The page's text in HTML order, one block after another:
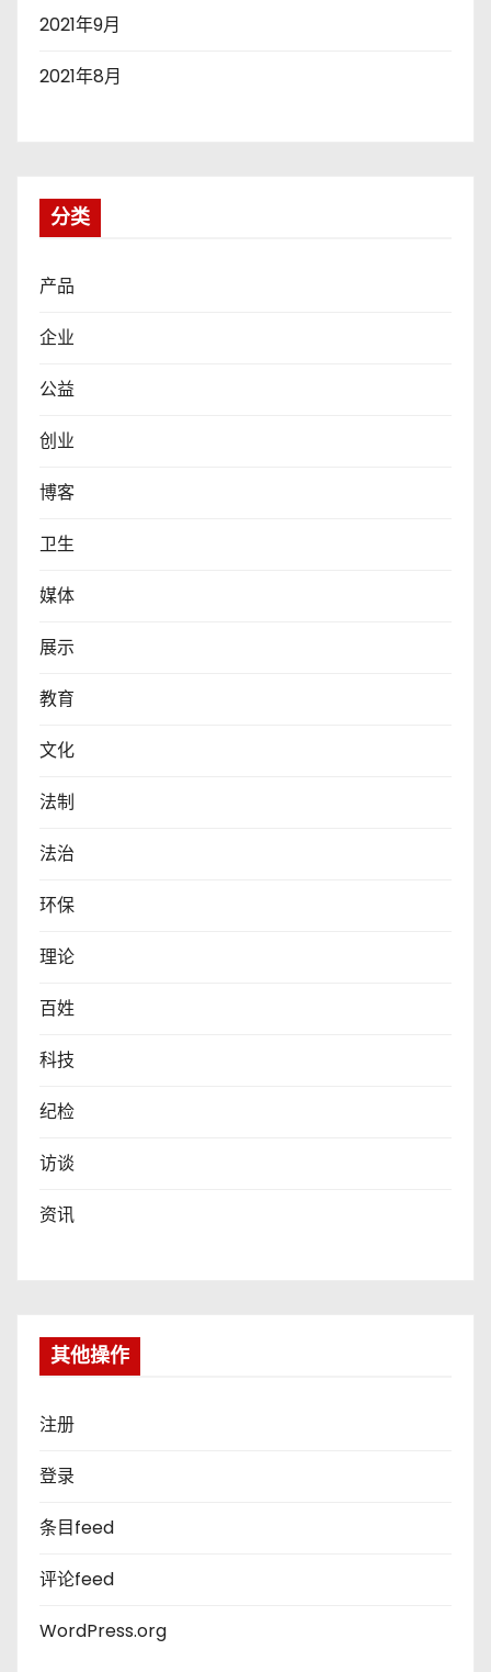
2021年9月
2021年8月
分类
产品
企业
公益
创业
博客
卫生
媒体
展示
教育
文化
法制
法治
环保
理论
百姓
科技
纪检
访谈
资讯
其他操作
注册
登录
条目feed
评论feed
WordPress.org